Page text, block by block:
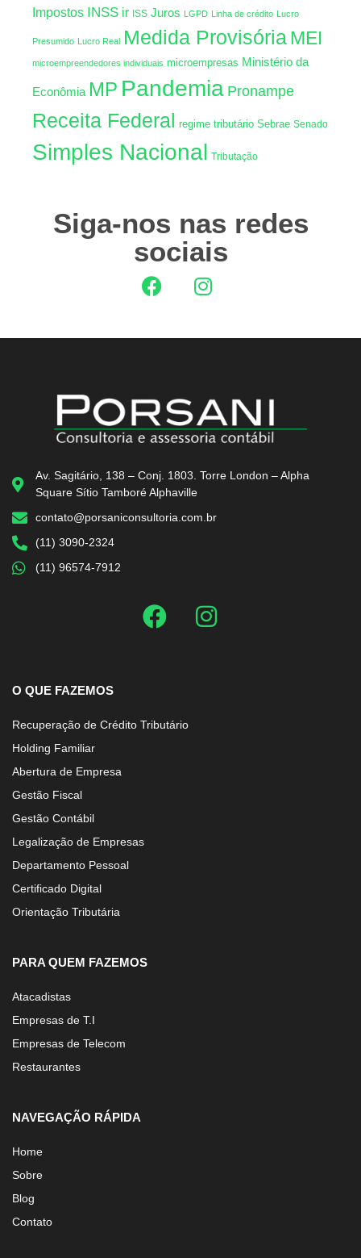
Impostos INSS ir ISS Juros LGPD Linha de crédito Lucro
Presumido Lucro Real Medida ProvisóriaMEI
microempreendedores individuais microempresas Ministério da
Econômia MP Pandemia Pronampe
Receita Federal regime tributário Sebrae Senado
Simples Nacional Tributação
Siga-nos nas redes
sociais
Av. Sagitário, 138 – Conj. 1803. Torre London – Alpha
Square Sítio Tamboré Alphaville
contato@porsaniconsultoria.com.br
(11) 3090-2324
(11) 96574-7912
O QUE FAZEMOS
Recuperação de Crédito Tributário
Holding Familiar
Abertura de Empresa
Gestão Fiscal
Gestão Contábil
Legalização de Empresas
Departamento Pessoal
Certificado Digital
Orientação Tributária
PARA QUEM FAZEMOS
Atacadistas
Empresas de T.I
Empresas de Telecom
Restaurantes
NAVEGAÇÃO RÁPIDA
Home
Sobre
Blog
Contato